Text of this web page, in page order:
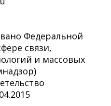
Федеральной
связи,
и массовых